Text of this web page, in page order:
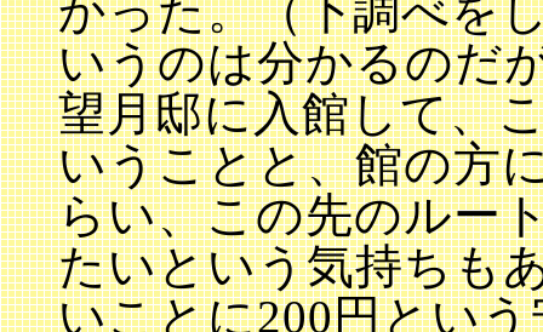
かった。（下調べを
いうのは分かるのだ
望月邸に入館して、
いうことと、館の方
らい、この先のルー
たいという気持ちも
いことに200円とい